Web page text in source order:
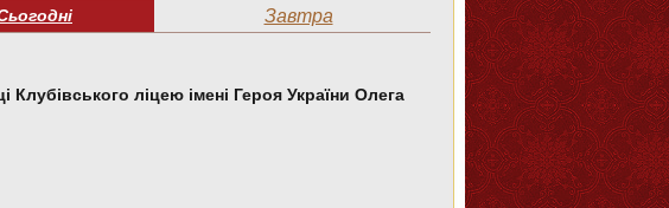
Завтра
ліцею імені Героя України Олега